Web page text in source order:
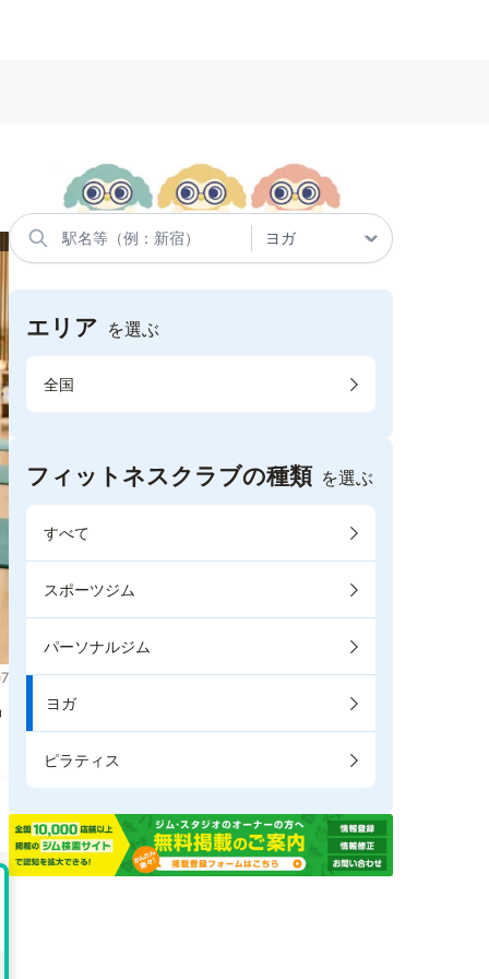
エリア を選ぶ
全国
フィットネスクラブの種類 を選ぶ
すべて
スポーツジム
パーソナルジム
ヨガ
ピラティス